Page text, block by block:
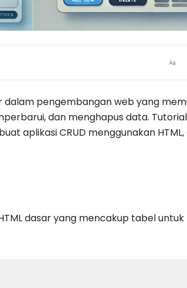
dalam pengembangan web yang
dan menghapus data.
aplikasi CRUD menggunakan HTML,
dasar yang mencakup tabel